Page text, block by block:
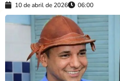
10 de abril de 2026 06:00